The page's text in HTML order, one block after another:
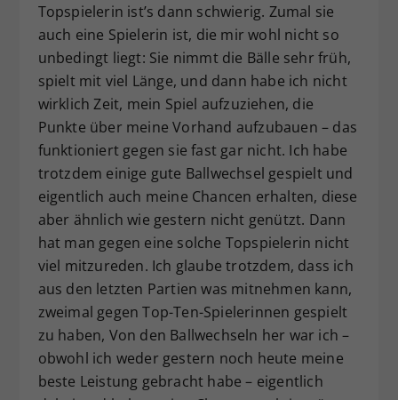
Topspielerin ist’s dann schwierig. Zumal sie
auch eine Spielerin ist, die mir wohl nicht so
unbedingt liegt: Sie nimmt die Bälle sehr früh,
spielt mit viel Länge, und dann habe ich nicht
wirklich Zeit, mein Spiel aufzuziehen, die
Punkte über meine Vorhand aufzubauen – das
funktioniert gegen sie fast gar nicht. Ich habe
trotzdem einige gute Ballwechsel gespielt und
eigentlich auch meine Chancen erhalten, diese
aber ähnlich wie gestern nicht genützt. Dann
hat man gegen eine solche Topspielerin nicht
viel mitzureden. Ich glaube trotzdem, dass ich
aus den letzten Partien was mitnehmen kann,
zweimal gegen Top-Ten-Spielerinnen gespielt
zu haben, Von den Ballwechseln her war ich –
obwohl ich weder gestern noch heute meine
beste Leistung gebracht habe – eigentlich